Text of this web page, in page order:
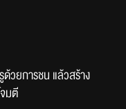
วยการชน แล้วสร้าง
มตี